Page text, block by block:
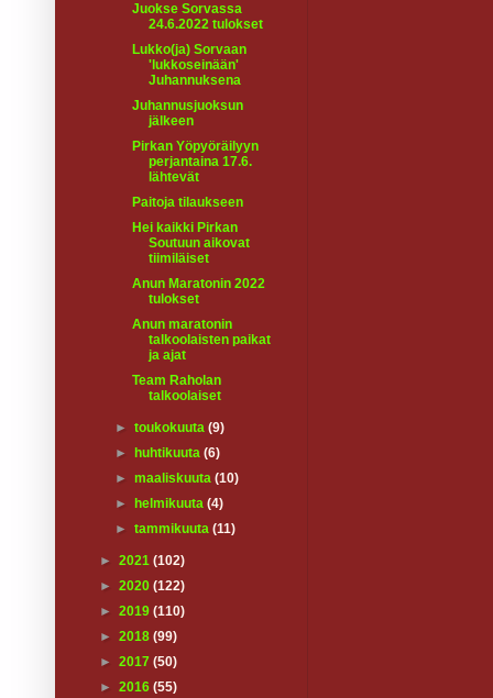
Juokse Sorvassa
24.6.2022 tulokset
Lukko(ja) Sorvaan
'lukkoseinään'
Juhannuksena
Juhannusjuoksun
jälkeen
Pirkan Yöpyöräilyyn
perjantaina 17.6.
lähtevät
Paitoja tilaukseen
Hei kaikki Pirkan
Soutuun aikovat
tiimiläiset
Anun Maratonin 2022
tulokset
Anun maratonin
talkoolaisten paikat
ja ajat
Team Raholan
talkoolaiset
►toukokuuta(9)
►
huhtikuuta(6)
►maaliskuuta(10)
►
helmikuuta(4)
►tammikuuta(11)
► 2021 (102)
► 2020 (122)
► 2019 (110)
► 2018 (99)
► 2017 (50)
► 2016 (55)